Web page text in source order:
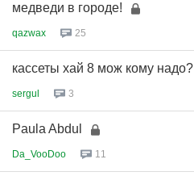
медведи в городе!
qazwax 25
кассеты хай 8 мож кому надо?
sergul 3
Paula Abdul
Da_VooDoo 11